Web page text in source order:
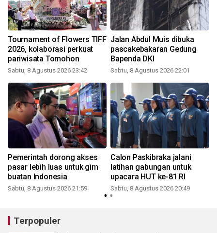
Tournament of Flowers TIFF
2026, kolaborasi perkuat
pariwisata Tomohon
Sabtu, 8 Agustus 2026 23:42
Jalan Abdul Muis dibuka
pascakebakaran Gedung
Bapenda DKI
Sabtu, 8 Agustus 2026 22:01
Pemerintah dorong akses
pasar lebih luas untuk gim
buatan Indonesia
Sabtu, 8 Agustus 2026 21:59
Calon Paskibraka jalani
latihan gabungan untuk
upacara HUT ke-81 RI
Sabtu, 8 Agustus 2026 20:49
Terpopuler